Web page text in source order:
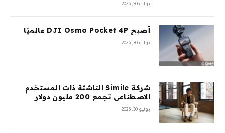
يوليو 30, 2026
أصبح DJI Osmo Pocket 4P عالميًا
يوليو 30, 2026
شركة Simile الناشئة ذات المستخدم
الاصطناعي تجمع 200 مليون دولار
السلسلة A بقيمة 100 مليون دولار
يوليو 30, 2026